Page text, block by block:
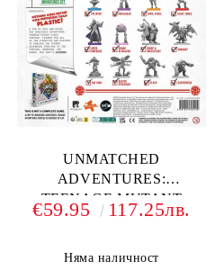
UNMATCHED
ADVENTURES:
TEENAGE MUTANT
NINJA TURTLES - EXTRA
MINIATURE PACK)
€59.95 117.25лв.
Няма наличност